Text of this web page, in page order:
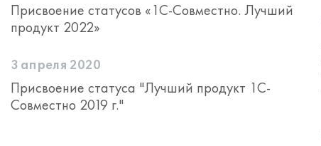
Присвоение статусов «1С-Совместно. Лучший
продукт 2022»
3 апреля 2020
Присвоение статуса "Лучший продукт 1С-
Совместно 2019 г."